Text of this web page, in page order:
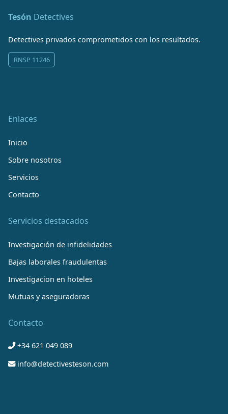
Tesón Detectives
Detectives privados comprometidos con los resultados.
RNSP 11246
Enlaces
Inicio
Sobre nosotros
Servicios
Contacto
Servicios destacados
Investigación de infidelidades
Bajas laborales fraudulentas
Investigacion en hoteles
Mutuas y aseguradoras
Contacto
+34 621 049 089
info@detectivesteson.com